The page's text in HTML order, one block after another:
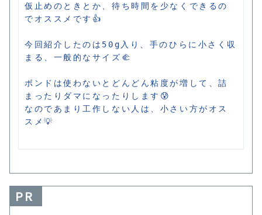
仮止めのときとか、待ち時間を少なくできるの
でオススメです👍
今回紹介したのは50g入り、手のひらに小さく収
まる、一般的なサイズ🫲
ボンドは使わないとどんどん粘度が増して、詰
まったりダマになったりします😰
なのであまり工作しない人は、小さい方がオス
スメ💡
PR